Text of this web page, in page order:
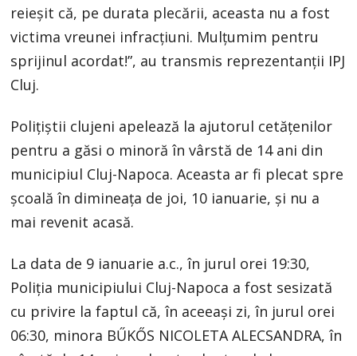
reieșit că, pe durata plecării, aceasta nu a fost
victima vreunei infracțiuni. Mulțumim pentru
sprijinul acordat!”, au transmis reprezentanții IPJ
Cluj.
Polițiștii clujeni apelează la ajutorul cetățenilor
pentru a găsi o minoră în vârstă de 14 ani din
municipiul Cluj-Napoca. Aceasta ar fi plecat spre
şcoală în dimineaţa de joi, 10 ianuarie, și nu a
mai revenit acasă.
La data de 9 ianuarie a.c., în jurul orei 19:30,
Poliția municipiului Cluj-Napoca a fost sesizată
cu privire la faptul că, în aceeași zi, în jurul orei
06:30, minora BŰKŐS NICOLETA ALECSANDRA, în